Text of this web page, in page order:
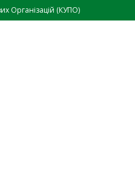
Організацій (КУПО)